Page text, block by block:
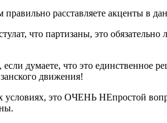
расставляете акценты в
что партизаны, это обязательно
думаете, что это единственное
движения!
условиях, это ОЧЕНЬ НЕпростой